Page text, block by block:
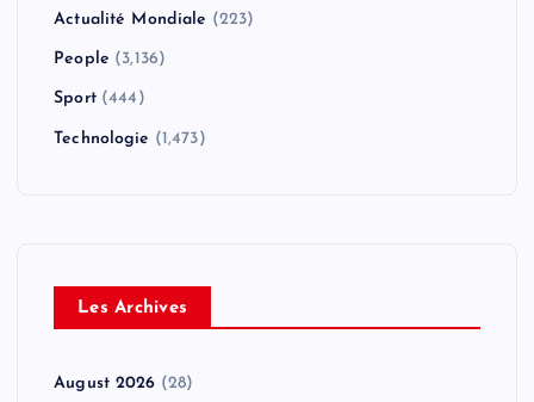
Actualité Mondiale (223)
People (3,136)
Sport(444)
Technologie (1,473)
Les Archives
August 2026 (28)